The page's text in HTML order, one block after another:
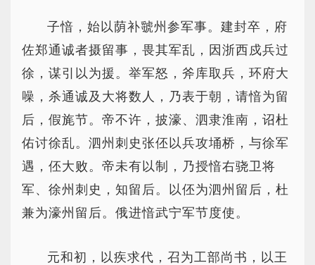
子愔，始以荫补虢州参军事。建封卒，府
佐郑通诚者摄留事，畏其军乱，因浙西戍兵过
徐，谋引以为援。举军怒，斧库取兵，环府大
噪，杀通诚及大将数人，乃表于朝，请愔为留
后，假旄节。帝不许，披濠、泗隶淮南，诏杜
佑讨徐乱。泗州刺史张伾以兵攻埇桥，与徐军
遇，伾大败。帝未有以制，乃授愔右骁卫将
军、徐州刺史，知留后。以伾为泗州留后，杜
兼为濠州留后。俄进愔武宁军节度使。
元和初，以疾求代，召为工部尚书，以王